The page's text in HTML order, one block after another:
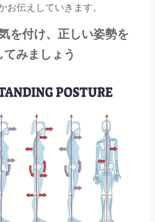
お伝えしていきます。
を付け、正しい姿勢を
てみましょう